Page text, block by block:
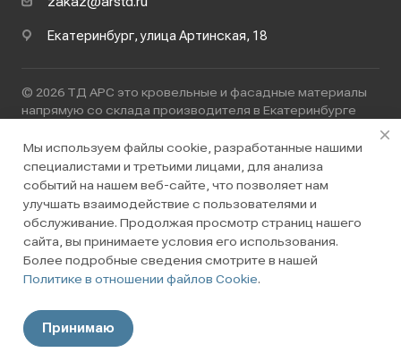
Екатеринбург, улица Артинская, 18
© 2026 ТД АРС это кровельные и фасадные материалы
напрямую со склада производителя в Екатеринбурге
ИНН 7447272423
Политика конфиденциальности
Разработано в
Мы используем файлы cookie, разработанные нашими
специалистами и третьими лицами, для анализа
событий на нашем веб-сайте, что позволяет нам
улучшать взаимодействие с пользователями и
обслуживание. Продолжая просмотр страниц нашего
сайта, вы принимаете условия его использования.
Более подробные сведения смотрите в нашей
Политике в отношении файлов Cookie.
Принимаю